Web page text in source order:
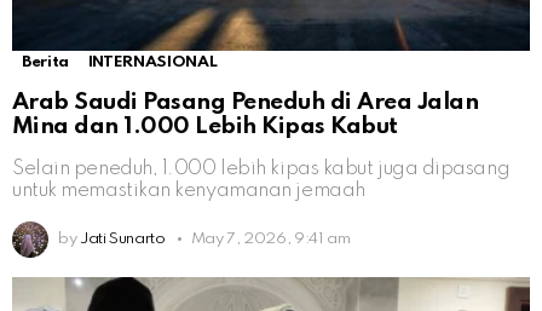
Berita INTERNASIONAL
Arab Saudi Pasang Peneduh di Area Jalan
Mina dan 1.000 Lebih Kipas Kabut
Selain peneduh, 1.000 lebih kipas kabut juga dipasang
untuk memastikan kenyamanan jemaah
by Jati Sunarto May 7, 2026, 9:41 am